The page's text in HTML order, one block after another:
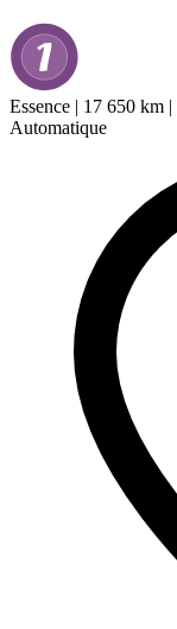
Essence | 17 650 km |
Automatique